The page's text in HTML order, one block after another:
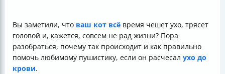
Вы заметили, что ваш кот всё время чешет ухо, трясет
головой и, кажется, совсем не рад жизни? Пора
разобраться, почему так происходит и как правильно
помочь любимому пушистику, если он расчесал ухо до
крови.